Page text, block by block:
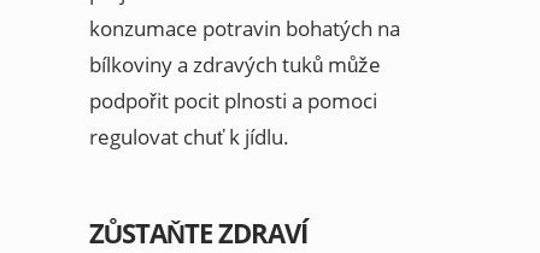
konzumace potravin bohatých na
bílkoviny a zdravých tuků může
podpořit pocit plnosti a pomoci
regulovat chuť k jídlu.
ZŮSTAŇTE ZDRAVÍ